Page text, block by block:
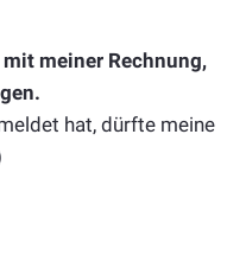
meiner Rechnung,
hat, dürfte meine